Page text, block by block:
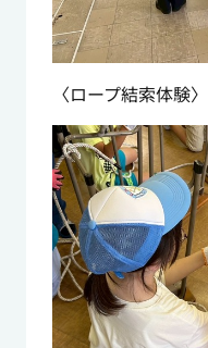
〈ロープ結索体験〉